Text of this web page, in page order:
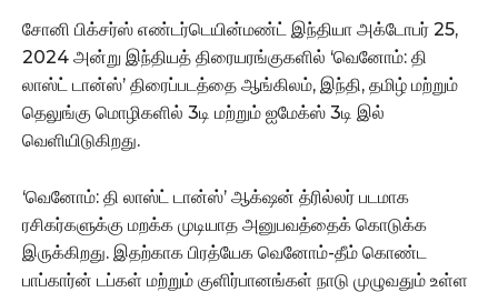
சோனி பிக்சர்ஸ் எண்டர்டெயின்மண்ட் இந்தியா அக்டோபர் 25,
2024 அன்று இந்தியத் திரையரங்குகளில் ‘வெனோம்: தி
லாஸ்ட் டான்ஸ்’ திரைப்படத்தை ஆங்கிலம், இந்தி, தமிழ் மற்றும்
தெலுங்கு மொழிகளில் 3டி மற்றும் ஐமேக்ஸ் 3டி இல்
வெளியிடுகிறது.
‘வெனோம்: தி லாஸ்ட் டான்ஸ்’ ஆக்‌ஷன் த்ரில்லர் படமாக
ரசிகர்களுக்கு மறக்க முடியாத அனுபவத்தைக் கொடுக்க
இருக்கிறது. இதற்காக பிரத்யேக வெனோம்-தீம் கொண்ட
பாப்கார்ன் டப்கள் மற்றும் குளிர்பானங்கள் நாடு முழுவதும் உள்ள